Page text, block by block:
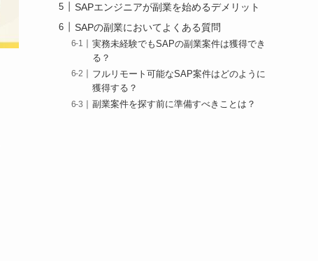
SAPエンジニアが副業を始めるデメリット
SAPの副業においてよくある質問
実務未経験でもSAPの副業案件は獲得でき
る？
フルリモート可能なSAP案件はどのように
獲得する？
副業案件を探す前に準備すべきことは？